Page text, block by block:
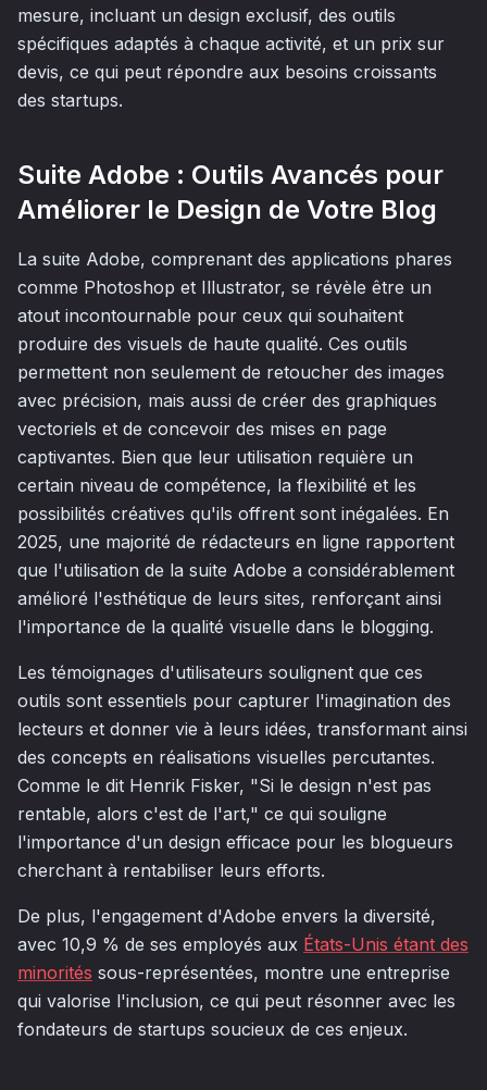
mesure, incluant un design exclusif, des outils
spécifiques adaptés à chaque activité, et un prix sur
devis, ce qui peut répondre aux besoins croissants
des startups.
Suite Adobe : Outils Avancés pour
Améliorer le Design de Votre Blog
La suite Adobe, comprenant des applications phares
comme Photoshop et Illustrator, se révèle être un
atout incontournable pour ceux qui souhaitent
produire des visuels de haute qualité. Ces outils
permettent non seulement de retoucher des images
avec précision, mais aussi de créer des graphiques
vectoriels et de concevoir des mises en page
captivantes. Bien que leur utilisation requière un
certain niveau de compétence, la flexibilité et les
possibilités créatives qu'ils offrent sont inégalées. En
2025, une majorité de rédacteurs en ligne rapportent
que l'utilisation de la suite Adobe a considérablement
amélioré l'esthétique de leurs sites, renforçant ainsi
l'importance de la qualité visuelle dans le blogging.
Les témoignages d'utilisateurs soulignent que ces
outils sont essentiels pour capturer l'imagination des
lecteurs et donner vie à leurs idées, transformant ainsi
des concepts en réalisations visuelles percutantes.
Comme le dit Henrik Fisker, "Si le design n'est pas
rentable, alors c'est de l'art," ce qui souligne
l'importance d'un design efficace pour les blogueurs
cherchant à rentabiliser leurs efforts.
De plus, l'engagement d'Adobe envers la diversité,
avec 10,9 % de ses employés aux États-Unis étant des
minorités sous-représentées, montre une entreprise
qui valorise l'inclusion, ce qui peut résonner avec les
fondateurs de startups soucieux de ces enjeux.